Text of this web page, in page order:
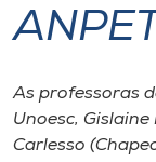
ANPET
As professoras
Unoesc,
Carlesso